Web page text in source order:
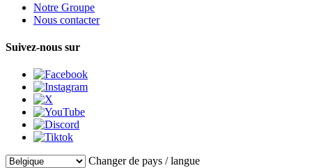
Notre Groupe
Nous contacter
Suivez-nous sur
Changer de pays / langue